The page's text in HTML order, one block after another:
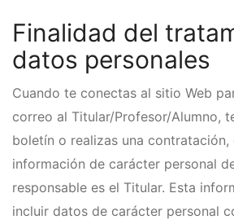
Finalidad del
datos personales
Cuando te conectas al sitio Web
correo al Titular/Profesor/Alumno,
boletín o realizas una
información de carácter personal
responsable es el Titular. Esta
incluir datos de carácter personal